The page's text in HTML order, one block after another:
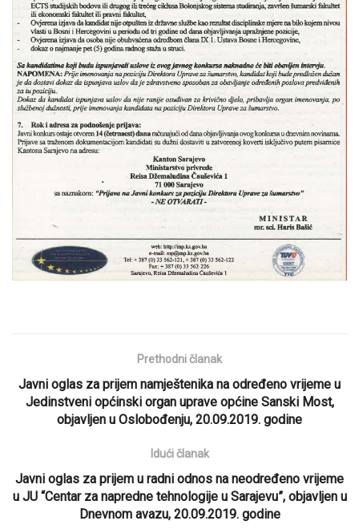
Prethodni članak
Javni oglas za prijem namještenika na određeno vrijeme u
Jedinstveni općinski organ uprave općine Sanski Most,
objavljen u Oslobođenju, 20.09.2019. godine
Idući članak
Javni oglas za prijem u radni odnos na neodređeno vrijeme
u JU “Centar za napredne tehnologije u Sarajevu”, objavljen u
Dnevnom avazu, 20.09.2019. godine